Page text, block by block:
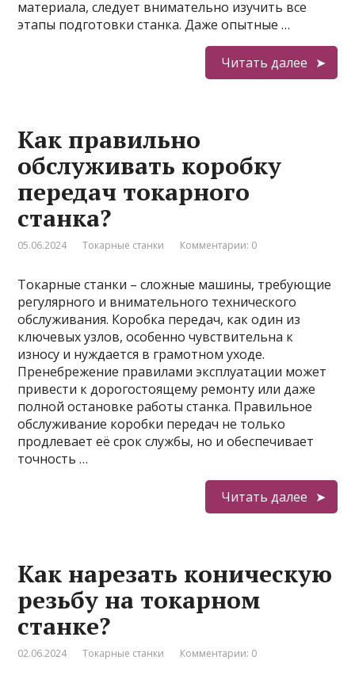
материала, следует внимательно изучить все
этапы подготовки станка. Даже опытные …
Читать далее
Как правильно
обслуживать коробку
передач токарного
станка?
05.06.2024 Токарные станки Комментарии: 0
Токарные станки – сложные машины, требующие
регулярного и внимательного технического
обслуживания. Коробка передач, как один из
ключевых узлов, особенно чувствительна к
износу и нуждается в грамотном уходе.
Пренебрежение правилами эксплуатации может
привести к дорогостоящему ремонту или даже
полной остановке работы станка. Правильное
обслуживание коробки передач не только
продлевает её срок службы, но и обеспечивает
точность …
Читать далее
Как нарезать коническую
резьбу на токарном
станке?
02.06.2024 Токарные станки Комментарии: 0